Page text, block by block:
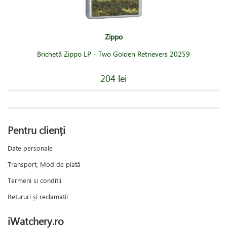
Zippo
Brichetă Zippo LP - Two Golden Retrievers 20259
204 lei
Pentru clienți
Date personale
Transport, Mod de plată
Termeni si conditii
Retururi și reclamații
iWatchery.ro